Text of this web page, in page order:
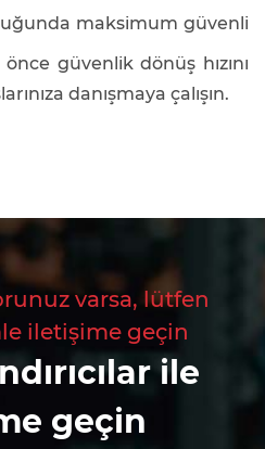
maksimum güvenli
önce güvenlik dönüş hızını
danışmaya çalışın.
varsa, lütfen
iletişime geçin
ile
geçin